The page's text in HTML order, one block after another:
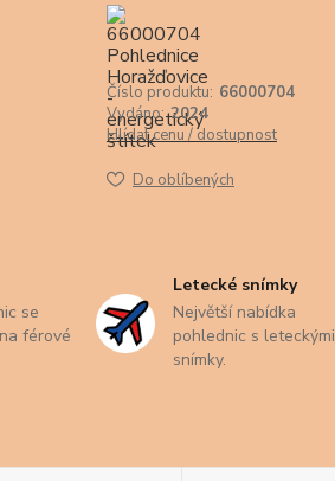
Číslo produktu: 66000704
Vydáno: 2024
Hlídat cenu / dostupnost
Do oblíbených
se
férové
Letecké snímky
Největší nabídka
pohlednic s leteckými
snímky.